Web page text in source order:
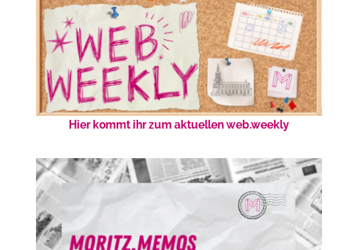
Hier kommt ihr zum aktuellen web.weekly